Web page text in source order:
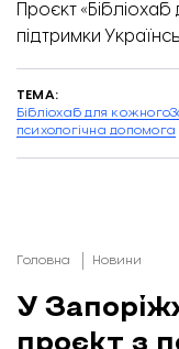
Проєкт
підтримки
ТЕМА:
Бібліохаб для кожного
психологічна допомога
Головна Новини
У
проєкт з